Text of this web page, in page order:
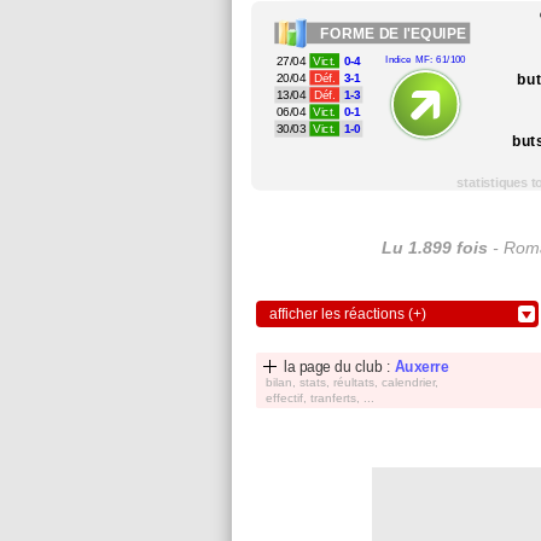
FORME DE l'EQUIPE
Indice MF: 61/100
27/04 Vict.
0-4
20/04
Déf. 3-1
13/04 Déf. 1-3
06/04 Vict.
0-1
30/03
Vict. 1-0
statistiques
Lu 1.899 fois -
afficher les réactions (+)
la page du club : Auxerre
bilan, stats, réultats, calendrier,
effectif, tranferts, ...